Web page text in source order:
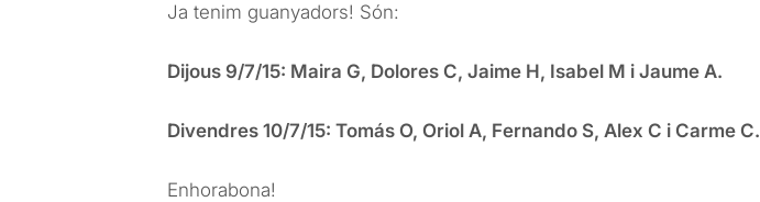
Ja tenim guanyadors! Són:
Dijous 9/7/15: Maira G, Dolores C, Jaime H, Isabel M i Jaume A.
Divendres 10/7/15: Tomás O, Oriol A, Fernando S, Alex C i Carme C.
Enhorabona!